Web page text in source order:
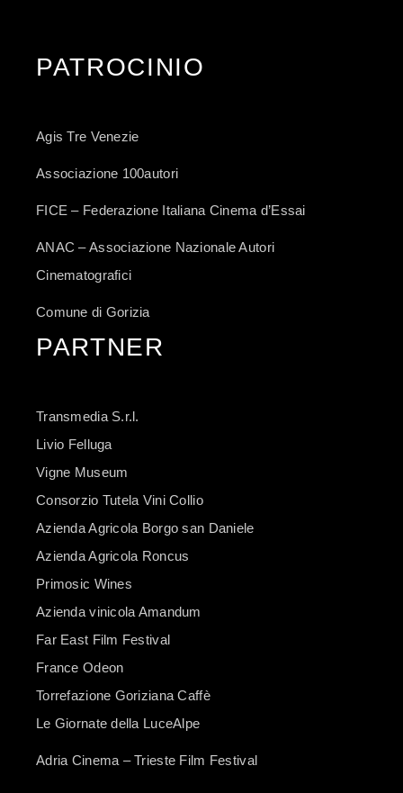
PATROCINIO
Agis Tre Venezie
Associazione 100autori
FICE – Federazione Italiana Cinema d’Essai
ANAC – Associazione Nazionale Autori
Cinematografici
Comune di Gorizia
PARTNER
Transmedia S.r.l.
Livio Felluga
Vigne Museum
Consorzio Tutela Vini Collio
Azienda Agricola Borgo san Daniele
Azienda Agricola Roncus
Primosic Wines
Azienda vinicola Amandum
Far East Film Festival
France Odeon
Torrefazione Goriziana Caffè
Le Giornate della LuceAlpe
Adria Cinema – Trieste Film Festival